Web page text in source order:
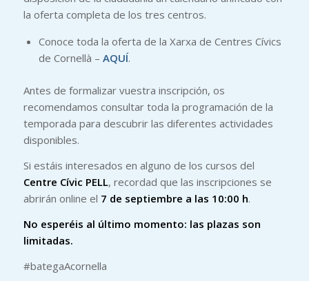
la oferta completa de los tres centros.
Conoce toda la oferta de la Xarxa de Centres Cívics
de Cornellà – AQUÍ.
Antes de formalizar vuestra inscripción, os
recomendamos consultar toda la programación de la
temporada para descubrir las diferentes actividades
disponibles.
Si estáis interesados en alguno de los cursos del
Centre Cívic PELL, recordad que las inscripciones se
abrirán online el 7 de septiembre a las 10:00 h.
No esperéis al último momento: las plazas son
limitadas.
#bategaAcornella